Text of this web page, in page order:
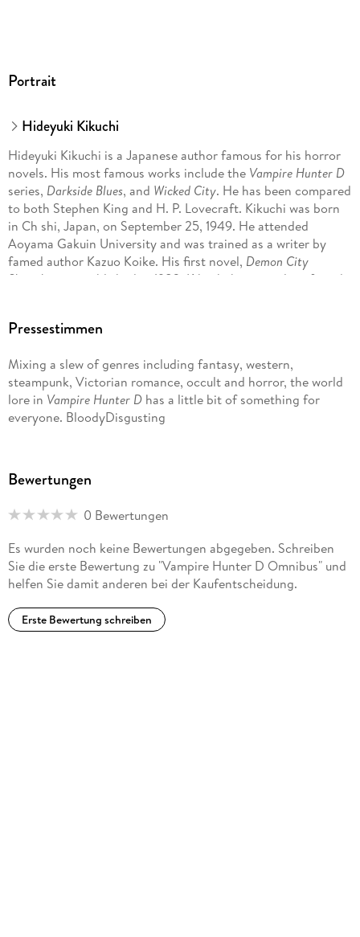
Portrait
Hideyuki Kikuchi
Hideyuki Kikuchi is a Japanese author famous for his horror
novels. His most famous works include the Vampire Hunter D
series, Darkside Blues, and Wicked City. He has been compared
to both Stephen King and H. P. Lovecraft. Kikuchi was born
in Ch shi, Japan, on September 25, 1949. He attended
Aoyama Gakuin University and was trained as a writer by
famed author Kazuo Koike. His first novel, Demon City
Shinjuku
, was published in 1982. Kikuchi became close friends
Vampire Hunter D: Bloodlust
Pressestimmen
Mixing a slew of genres including fantasy, western,
steampunk, Victorian romance, occult and horror, the world
lore in Vampire Hunter D has a little bit of something for
everyone. BloodyDisgusting
Bewertungen
0 Bewertungen
Es wurden noch keine Bewertungen abgegeben. Schreiben
Sie die erste Bewertung zu "Vampire Hunter D Omnibus" und
helfen Sie damit anderen bei der Kaufentscheidung.
Erste Bewertung schreiben